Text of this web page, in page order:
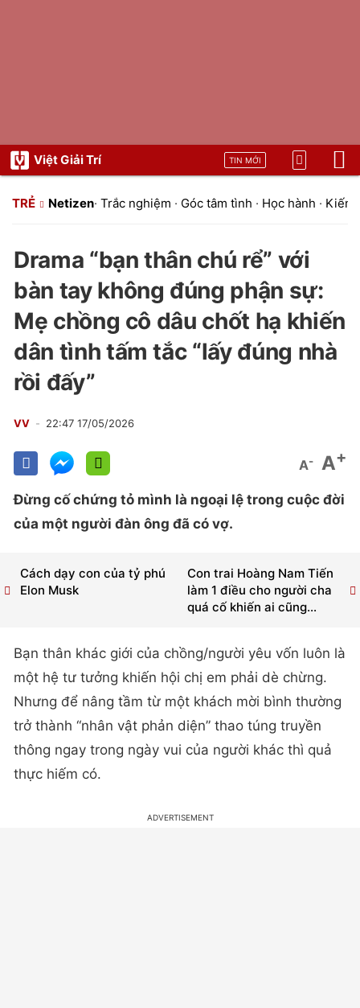
Việt Giải Trí TIN MỚI
TRẺ Netizen· Trắc nghiệm · Góc tâm tình · Học hành · Kiến
Drama “bạn thân chú rể” với
bàn tay không đúng phận sự:
Mẹ chồng cô dâu chốt hạ khiến
dân tình tấm tắc “lấy đúng nhà
rồi đấy”
VV 22:47 17/05/2026
A- A+
Đừng cố chứng tỏ mình là ngoại lệ trong cuộc đời
của một người đàn ông đã có vợ.
Con trai Hoàng Nam Tiến
làm 1 điều cho người cha
quá cố khiến ai cũng...
Cách dạy con của tỷ phú
Elon Musk
Bạn thân khác giới của chồng/người yêu vốn luôn là
một hệ tư tưởng khiến hội chị em phải dè chừng.
Nhưng để nâng tầm từ một khách mời bình thường
trở thành “nhân vật phản diện” thao túng truyền
thông ngay trong ngày vui của người khác thì quả
thực hiếm có.